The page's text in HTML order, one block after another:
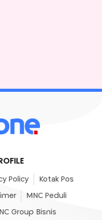
Policy Kotak Pos
MNC Peduli
Group Bisnis